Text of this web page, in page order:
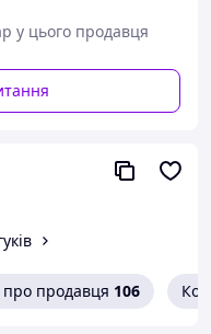
60 на
ножі
3.0/0.8 мм,
у цього продавця
про продавця 106